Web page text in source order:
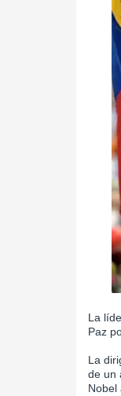
La
Paz
La
de un
Nobel